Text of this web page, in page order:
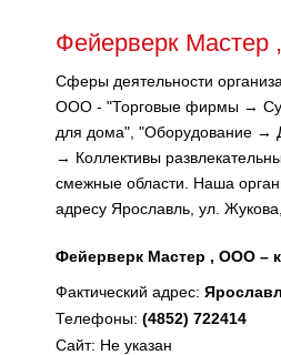
Фейерверк
Сферы деятельности
ООО - "Торговые фирмы →
для дома", "Оборудование →
→ Коллективы
смежные области. Наша
адресу Ярославль, ул.
Фейерверк Мастер , ООО –
Фактический адрес:
Телефоны: (4852) 722414
Сайт: Не указан